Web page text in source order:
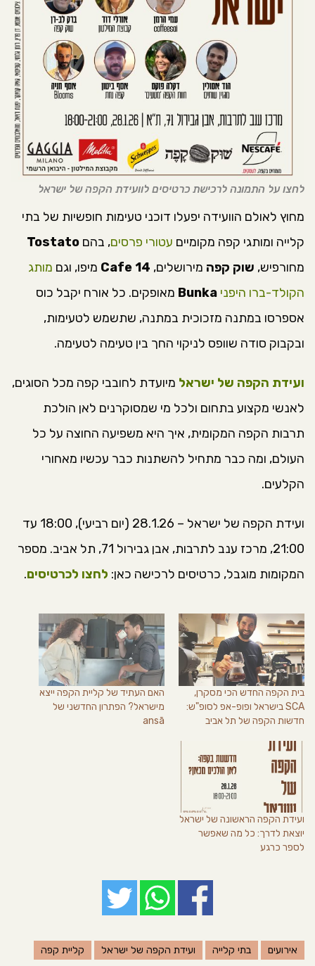
לחצו על התמונה לרכישת כרטיסים לוועידת הקפה של ישראל
מחוץ לאולם הוועידה יפעלו דוכני טעימות חופשיות של בתי
קלייה ומותגי קפה מקומיים עטורי פרסים, בהם Tostato
מחורפיש, שוק קפה מירושלים, Cafe 14 מיפו, וגם מותג
הקולד-ברו היפני Bunka מאופקים. כל אורח יקבל כוס
אספרסו במתנה מזכוכית במתנה, שתשמש לטעימות,
ובקבוק סודה שוופס לניקוי החך בין טעימה לטעימה.
ועידת הקפה של ישראל מיועדת לחובבי קפה מכל הסוגים,
לאנשי מקצוע בתחום ולכל מי שמסוקרנים לאן הולכת
תרבות הקפה המקומית, איך היא משפיעה החוצה על כל
העולם, ומה כבר מתחיל להשתנות כבר עכשיו מאחורי
הקלעים.
ועידת הקפה של ישראל – 28.1.26 (יום רביעי), 18:00 עד
21:00, מרכז ענב לתרבות, אבן גבירול 71, תל אביב. מספר
המקומות מוגבל, כרטיסים לרכישה כאן: לחצו לכרטיסים.
בית הקפה החדש הכי מסקרן,
SCA בישראל ופופ-אפ לסופ"ש:
חדשות הקפה של תל אביב
האם העתיד של קליית הקפה ייצא
מישראל? הפתרון החדשני של
ansā
ועידת הקפה הראשונה של ישראל
יוצאת לדרך: כל מה שאפשר
לספר כרגע
אירועים בתי קלייה ועידת הקפה של ישראל קליית קפה